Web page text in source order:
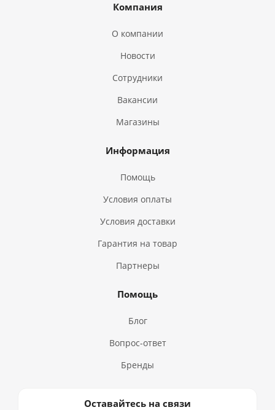
Компания
О компании
Новости
Сотрудники
Вакансии
Магазины
Информация
Помощь
Условия оплаты
Условия доставки
Гарантия на товар
Партнеры
Помощь
Блог
Вопрос-ответ
Бренды
Оставайтесь на связи